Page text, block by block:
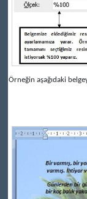
Örneğin aşağıdaki